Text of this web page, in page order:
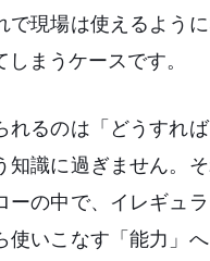
で現場は使えるように
しまうケースです。
れるのは「どうすれ
知識に過ぎません。
ーの中で、イレギュ
使いこなす「能力」